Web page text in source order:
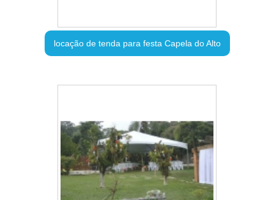
locação de tenda para festa Capela do Alto